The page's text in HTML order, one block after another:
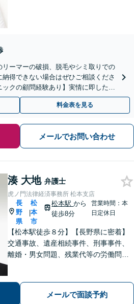
リーマーの破損、脱毛やシミ取りでの
得できない場合はぜひご相談くださ
クの顧問経験あり】実情に即したア
ルの解決を目指します。
料金表を見る
メールでお問い合わせ
湊 大地 弁護士
虎ノ門法律経済事務所 松本支店
長
野
県
|
松
本
市
松本駅から
徒歩8分
営業時間：本
日定休日
【松本駅徒歩８分】【長野県に密着】
交通事故、遺産相続事件、刑事事件、
離婚・男女問題、残業代等の労働問題
頼者様と共に歩みます。お一人で悩ま
ず是非ご相談ください。
メールで面談予約